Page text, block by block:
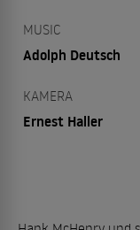
MUSIC
Adolph Deutsch
KAMERA
Ernest Haller